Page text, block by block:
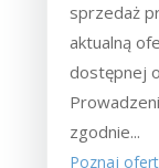
sprzedaż
aktualną
dostępnej
zgodnie...
Poznaj